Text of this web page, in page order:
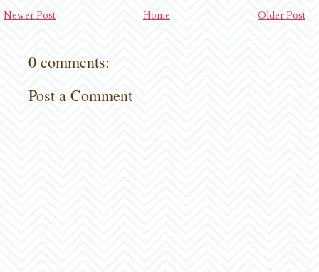
Newer Post Older Post
Home
0 comments:
Post a Comment